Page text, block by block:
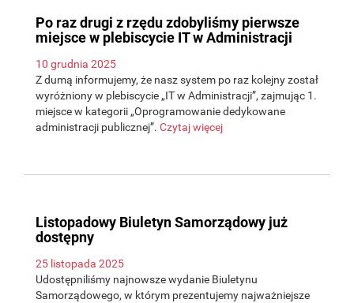
Po raz drugi z rzędu zdobyliśmy pierwsze
miejsce w plebiscycie IT w Administracji
10 grudnia 2025
Z dumą informujemy, że nasz system po raz kolejny został
wyróżniony w plebiscycie „IT w Administracji”, zajmując 1.
miejsce w kategorii „Oprogramowanie dedykowane
administracji publicznej”. Czytaj więcej
Listopadowy Biuletyn Samorządowy już
dostępny
25 listopada 2025
Udostępniliśmy najnowsze wydanie Biuletynu
Samorządowego, w którym prezentujemy najważniejsze